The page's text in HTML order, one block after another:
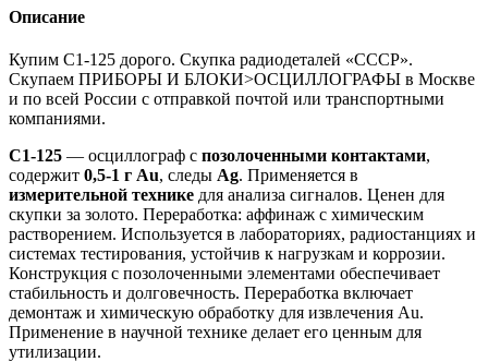
Описание
Купим С1-125 дорого. Скупка радиодеталей «СССР».
Скупаем ПРИБОРЫ И БЛОКИ>ОСЦИЛЛОГРАФЫ в Москве
и по всей России с отправкой почтой или транспортными
компаниями.
С1-125 — осциллограф с позолоченными контактами,
содержит 0,5-1 г Au, следы Ag. Применяется в
измерительной технике для анализа сигналов. Ценен для
скупки за золото. Переработка: аффинаж с химическим
растворением. Используется в лабораториях, радиостанциях и
системах тестирования, устойчив к нагрузкам и коррозии.
Конструкция с позолоченными элементами обеспечивает
стабильность и долговечность. Переработка включает
демонтаж и химическую обработку для извлечения Au.
Применение в научной технике делает его ценным для
утилизации.